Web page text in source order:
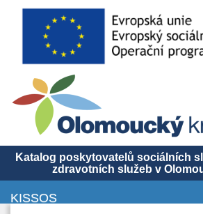
Katalog poskytovatelů sociálních
zdravotních služeb v
KISSOS